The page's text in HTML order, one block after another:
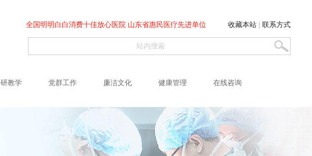
全国明明白白消费十佳放心医院 山东省惠民医疗先进单位 收藏本站 联系方式
教学 党群工作 廉洁文化 健康管理 在线咨询